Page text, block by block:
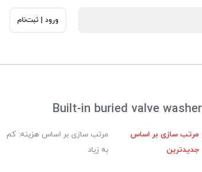
ورود | ثبت‌نام
Built-in buried valve
مرتب سازی بر اساس
جدیدترین
مرتب سازی بر اساس هزینه: کم
به زیاد